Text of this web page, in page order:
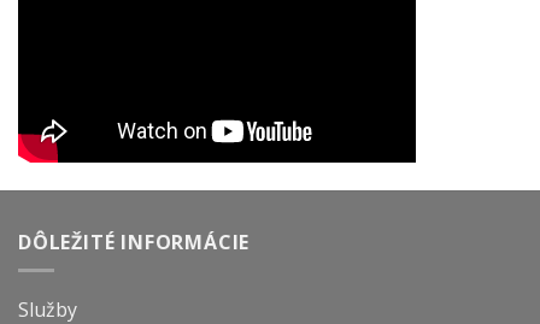
DÔLEŽITÉ INFORMÁCIE
Služby